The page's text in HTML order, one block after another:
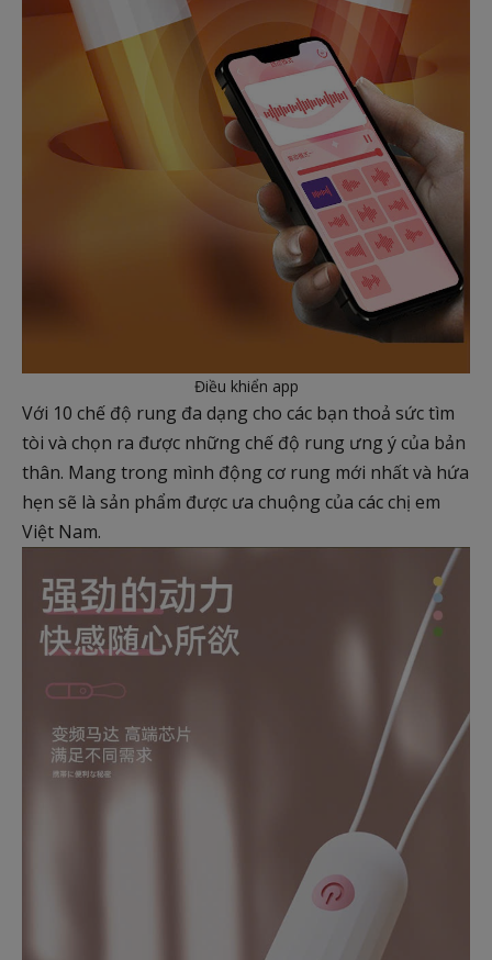
Điều khiển app
Với 10 chế độ rung đa dạng cho các bạn thoả sức tìm
tòi và chọn ra được những chế độ rung ưng ý của bản
thân. Mang trong mình động cơ rung mới nhất và hứa
hẹn sẽ là sản phẩm được ưa chuộng của các chị em
Việt Nam.